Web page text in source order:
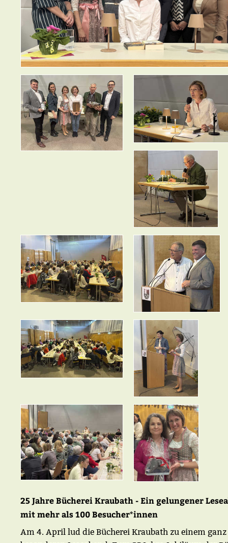
25 Jahre Bücherei Kraubath - Ein gelungener
mit mehr als 100 Besucher*innen
Am 4. April lud die Bücherei Kraubath zu einem ganz